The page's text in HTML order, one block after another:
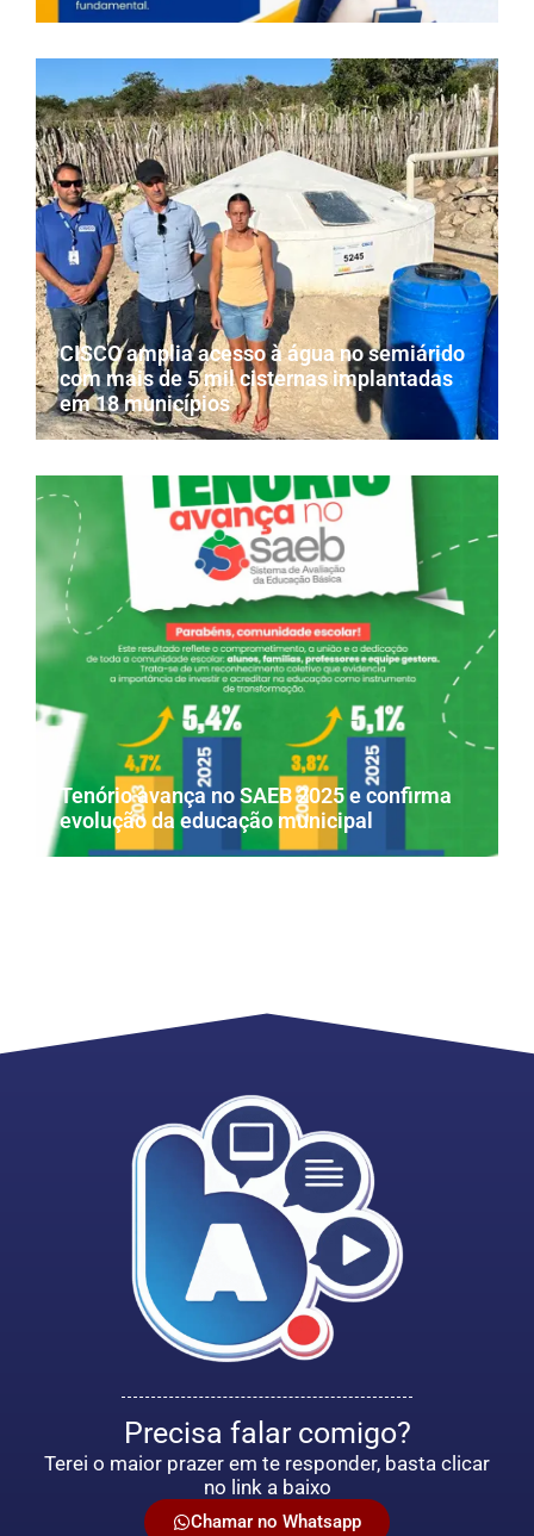
CISCO amplia acesso à água no semiárido
com mais de 5 mil cisternas implantadas
em 18 municípios
Tenório avança no SAEB 2025 e confirma
evolução da educação municipal
Precisa falar comigo?
Terei o maior prazer em te responder, basta clicar
no link a baixo
Chamar no Whatsapp